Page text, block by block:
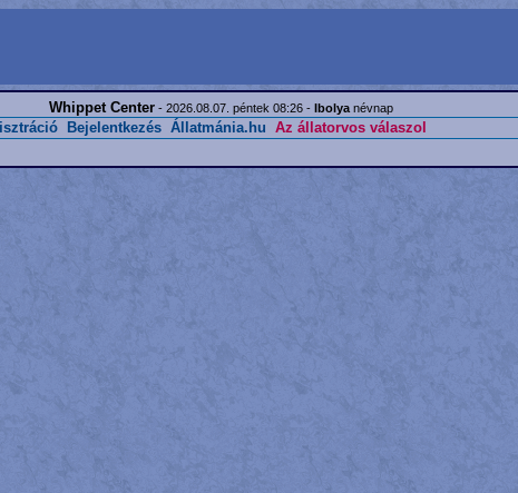
Whippet Center- 2026.08.07. péntek 08:26 - Ibolya névnap
Bejelentkezés Állatmánia.hu Az állatorvos válaszol